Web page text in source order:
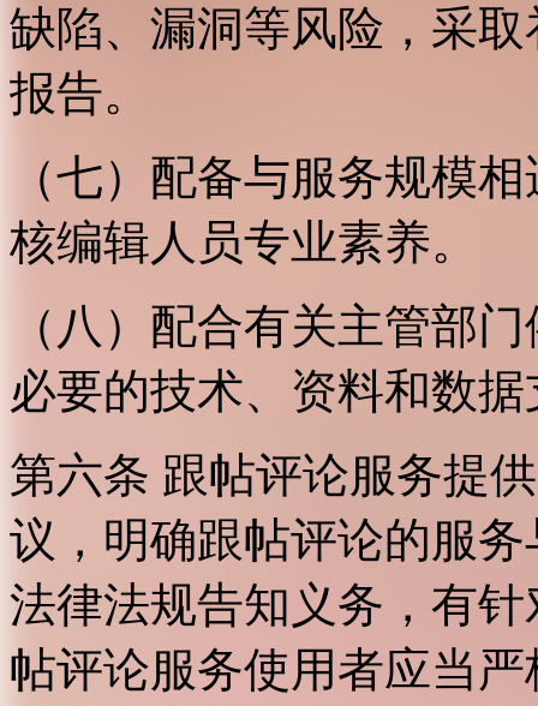
缺陷、漏洞等风险，采
报告。
（七）配备与服务规模
核编辑人员专业素养。
（八）配合有关主管部
必要的技术、资料和数
第六条 跟帖评论服务提
议，明确跟帖评论的服
法律法规告知义务，有
帖评论服务使用者应当